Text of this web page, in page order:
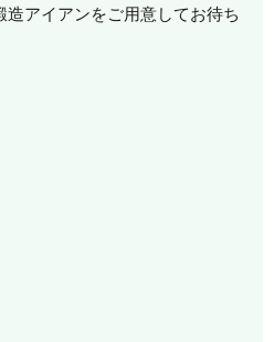
造アイアンをご用意してお待ち